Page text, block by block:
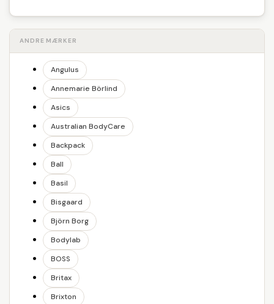
ANDRE MÆRKER
Angulus
Annemarie Börlind
Asics
Australian BodyCare
Backpack
Ball
Basil
Bisgaard
Björn Borg
Bodylab
BOSS
Britax
Brixton